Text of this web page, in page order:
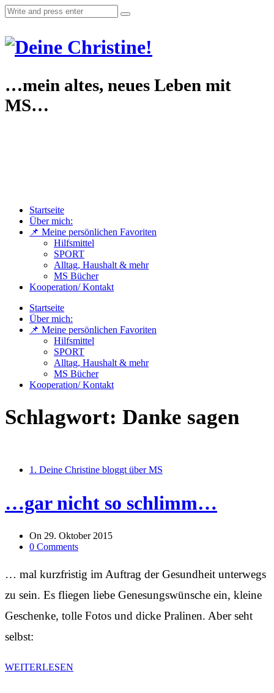
…mein altes, neues Leben mit
MS…
Startseite
Über mich:
📌 Meine persönlichen Favoriten
Hilfsmittel
SPORT
Alltag, Haushalt & mehr
MS Bücher
Kooperation/ Kontakt
Startseite
Über mich:
📌 Meine persönlichen Favoriten
Hilfsmittel
SPORT
Alltag, Haushalt & mehr
MS Bücher
Kooperation/ Kontakt
Schlagwort: Danke sagen
1. Deine Christine bloggt über MS
…gar nicht so schlimm…
On 29. Oktober 2015
0 Comments
… mal kurzfristig im Auftrag der Gesundheit unterwegs
zu sein. Es fliegen liebe Genesungswünsche ein, kleine
Geschenke, tolle Fotos und dicke Pralinen. Aber seht
selbst:
WEITERLESEN